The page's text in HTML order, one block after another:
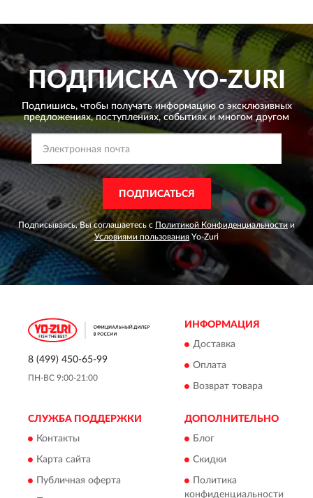
ПОДПИСКАYO-ZURI
Подпишись, чтобы получать информацию о эксклюзивных
предложениях,поступлениях, событиях и многом другом
ПОДПИСАТЬСЯ
Подписываясь, Вы соглашаетесь с Политикой Конфиденциальности и
Условиями пользования Yo-Zuri
8 (499) 450-65-99
ПН-ВС 9:00-21:00
ИНФОРМАЦИЯ
Доставка
Оплата
Возврат товара
СЛУЖБА ПОДДЕРЖКИ
Контакты
Карта сайта
Публичная оферта
ДОПОЛНИТЕЛЬНО
Блог
Скидки
Политика
конфиденциальности